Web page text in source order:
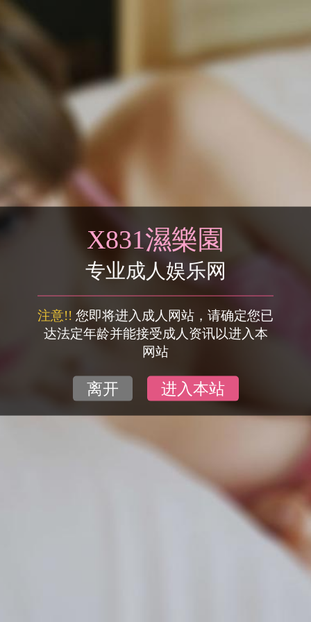
X831濕樂園
专业成人娱乐网
注意!! 您即将进入成人网站，请确定您已
达法定年龄并能接受成人资讯以进入本
网站
离开 进入本站